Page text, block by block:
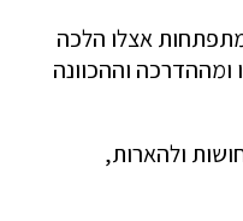
אצלו הלכה
ומההדרכה וההכוונה
ולהארות,